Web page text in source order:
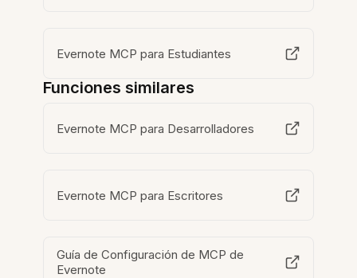
Evernote MCP para Estudiantes
Funciones similares
Evernote MCP para Desarrolladores
Evernote MCP para Escritores
Guía de Configuración de MCP de
Evernote